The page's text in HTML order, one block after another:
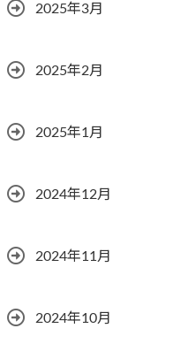
2025年3月
2025年2月
2025年1月
2024年12月
2024年11月
2024年10月